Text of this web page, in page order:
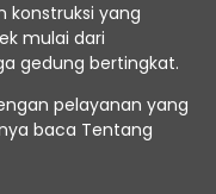
konstruksi yang
mulai dari
gedung bertingkat.
pelayanan yang
baca Tentang